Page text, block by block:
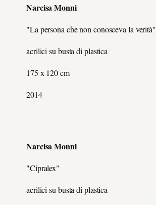
Narcisa Monni
"La persona che non conosceva la verità"
acrilici su busta di plastica
175 x 120 cm
2014
Narcisa Monni
"Cipralex"
acrilici su busta di plastica